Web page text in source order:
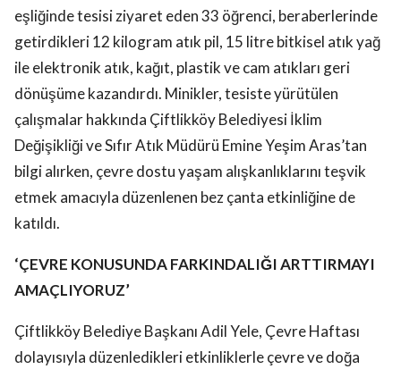
eşliğinde tesisi ziyaret eden 33 öğrenci, beraberlerinde
getirdikleri 12 kilogram atık pil, 15 litre bitkisel atık yağ
ile elektronik atık, kağıt, plastik ve cam atıkları geri
dönüşüme kazandırdı. Minikler, tesiste yürütülen
çalışmalar hakkında Çiftlikköy Belediyesi İklim
Değişikliği ve Sıfır Atık Müdürü Emine Yeşim Aras’tan
bilgi alırken, çevre dostu yaşam alışkanlıklarını teşvik
etmek amacıyla düzenlenen bez çanta etkinliğine de
katıldı.
‘ÇEVRE KONUSUNDA FARKINDALIĞI ARTTIRMAYI
AMAÇLIYORUZ’
Çiftlikköy Belediye Başkanı Adil Yele, Çevre Haftası
dolayısıyla düzenledikleri etkinliklerle çevre ve doğa